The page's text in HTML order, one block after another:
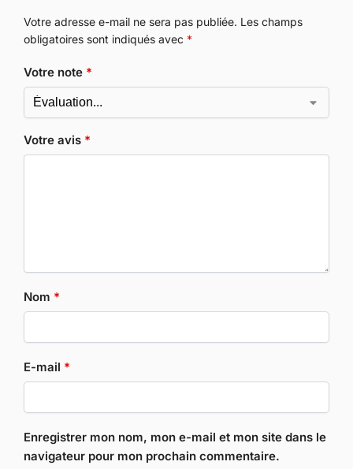
Votre adresse e-mail ne sera pas publiée. Les champs
obligatoires sont indiqués avec *
Votre note *
Votre avis *
Nom *
E-mail *
Enregistrer mon nom, mon e-mail et mon site dans le
navigateur pour mon prochain commentaire.